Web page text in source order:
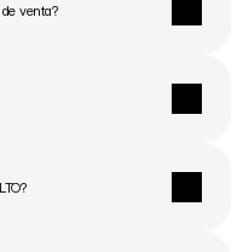
venta?